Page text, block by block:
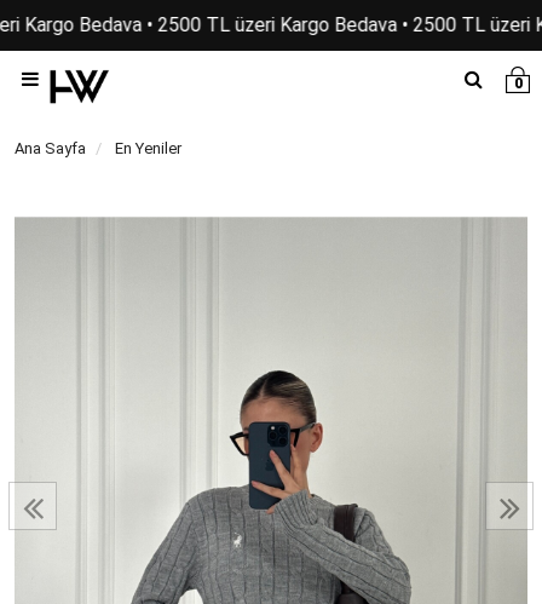
Kargo Bedava • 2500 TL üzeri Kargo Bedava • 2500 TL
0
Ana Sayfa En Yeniler